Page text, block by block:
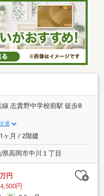
線 志貴野中学校前駅 徒歩8
通
ヶ月 / 2階建
県高岡市中川１丁目
万円
円